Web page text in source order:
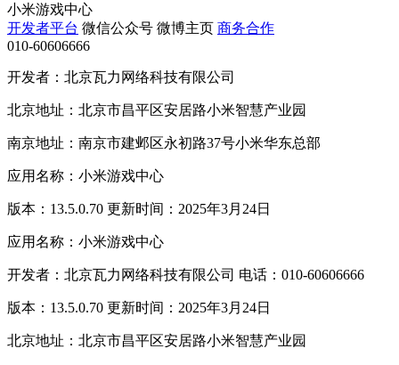
小米游戏中心
开发者平台 微信公众号 微博主页 商务合作
010-60606666
开发者：北京瓦力网络科技有限公司
北京地址：北京市昌平区安居路小米智慧产业园
南京地址：南京市建邺区永初路37号小米华东总部
应用名称：小米游戏中心
版本：13.5.0.70 更新时间：2025年3月24日
应用名称：小米游戏中心
开发者：北京瓦力网络科技有限公司 电话：010-60606666
版本：13.5.0.70 更新时间：2025年3月24日
北京地址：北京市昌平区安居路小米智慧产业园